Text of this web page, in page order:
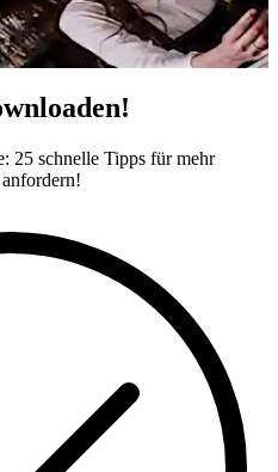
25 schnelle Tipps für mehr